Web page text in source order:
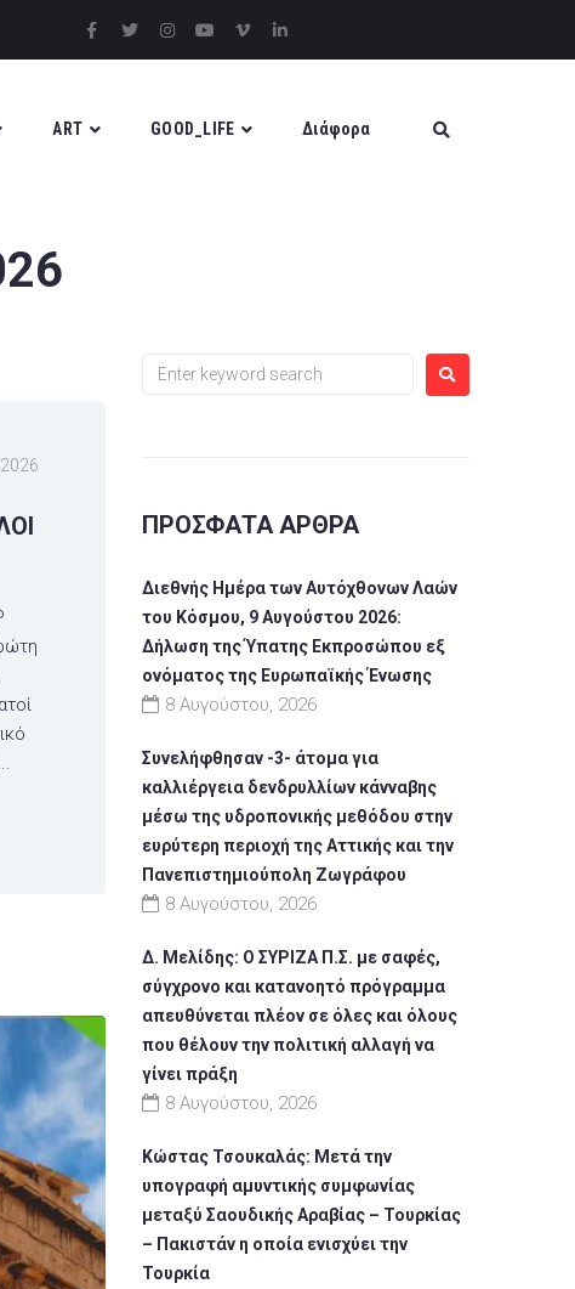
ART GOOD_LIFE Διάφορα
ΠΡΌΣΦΑΤΑ ΆΡΘΡΑ
Διεθνής Ημέρα των Αυτόχθονων Λαών
του Κόσμου, 9 Αυγούστου 2026:
Δήλωση της Ύπατης Εκπροσώπου εξ
ονόματος της Ευρωπαϊκής Ένωσης
8 Αυγούστου, 2026
Συνελήφθησαν -3- άτομα για
καλλιέργεια δενδρυλλίων κάνναβης
μέσω της υδροπονικής μεθόδου στην
ευρύτερη περιοχή της Αττικής και την
Πανεπιστημιούπολη Ζωγράφου
8 Αυγούστου, 2026
Δ. Μελίδης: Ο ΣΥΡΙΖΑ Π.Σ. με σαφές,
σύγχρονο και κατανοητό πρόγραμμα
απευθύνεται πλέον σε όλες και όλους
που θέλουν την πολιτική αλλαγή να
γίνει πράξη
8 Αυγούστου, 2026
Κώστας Τσουκαλάς: Μετά την
υπογραφή αμυντικής συμφωνίας
μεταξύ Σαουδικής Αραβίας – Τουρκίας
– Πακιστάν η οποία ενισχύει την
Τουρκία